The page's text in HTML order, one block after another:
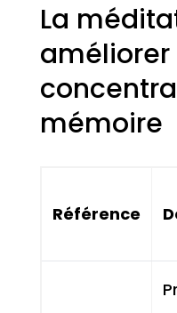
La
améliorer
mémoire
Référence